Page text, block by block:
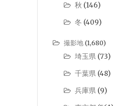
秋 (146)
冬 (409)
撮影地(1,680)
埼玉県 (73)
千葉県 (48)
兵庫県 (9)